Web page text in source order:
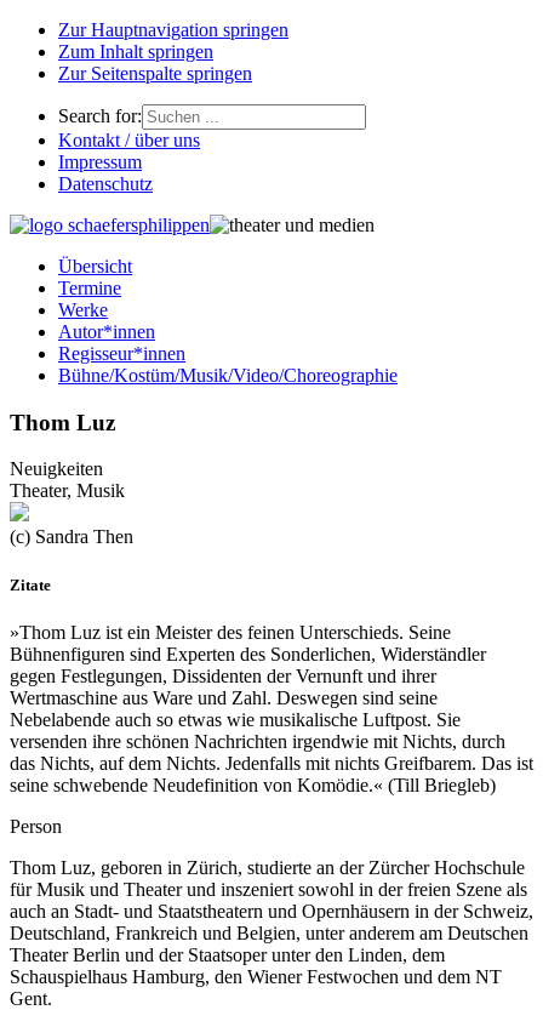
Zur Hauptnavigation springen
Zum Inhalt springen
Zur Seitenspalte springen
Search for:
Kontakt / über uns
Impressum
Datenschutz
Übersicht
Termine
Werke
Autor*innen
Regisseur*innen
Bühne/Kostüm/Musik/Video/Choreographie
Thom Luz
Neuigkeiten
Theater, Musik
(c) Sandra Then
Zitate
»Thom Luz ist ein Meister des feinen Unterschieds. Seine
Bühnenfiguren sind Experten des Sonderlichen, Widerständler
gegen Festlegungen, Dissidenten der Vernunft und ihrer
Wertmaschine aus Ware und Zahl. Deswegen sind seine
Nebelabende auch so etwas wie musikalische Luftpost. Sie
versenden ihre schönen Nachrichten irgendwie mit Nichts, durch
das Nichts, auf dem Nichts. Jedenfalls mit nichts Greifbarem. Das ist
seine schwebende Neudefinition von Komödie.« (Till Briegleb)
Person
Thom Luz, geboren in Zürich, studierte an der Zürcher Hochschule
für Musik und Theater und inszeniert sowohl in der freien Szene als
auch an Stadt- und Staatstheatern und Opernhäusern in der Schweiz,
Deutschland, Frankreich und Belgien, unter anderem am Deutschen
Theater Berlin und der Staatsoper unter den Linden, dem
Schauspielhaus Hamburg, den Wiener Festwochen und dem NT
Gent.